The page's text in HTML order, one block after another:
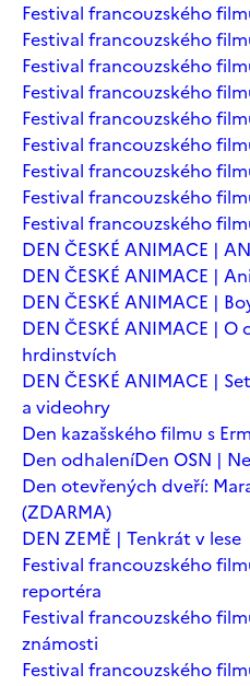
Festival francouzského
Festival francouzského
Festival francouzského
Festival francouzského
Festival francouzského
Festival francouzského
Festival francouzského
Festival francouzského
Festival francouzského
DEN ČESKÉ ANIMACE |
DEN ČESKÉ ANIMACE |
DEN ČESKÉ ANIMACE |
DEN ČESKÉ ANIMACE |
hrdinstvích
DEN ČESKÉ ANIMACE |
a videohry
Den kazašského filmu s
Den odhaleníDen OSN |
Den otevřených dveří:
(ZDARMA)
DEN ZEMĚ | Tenkrát v lese
Festival francouzského
reportéra
Festival francouzského
známosti
Festival francouzského